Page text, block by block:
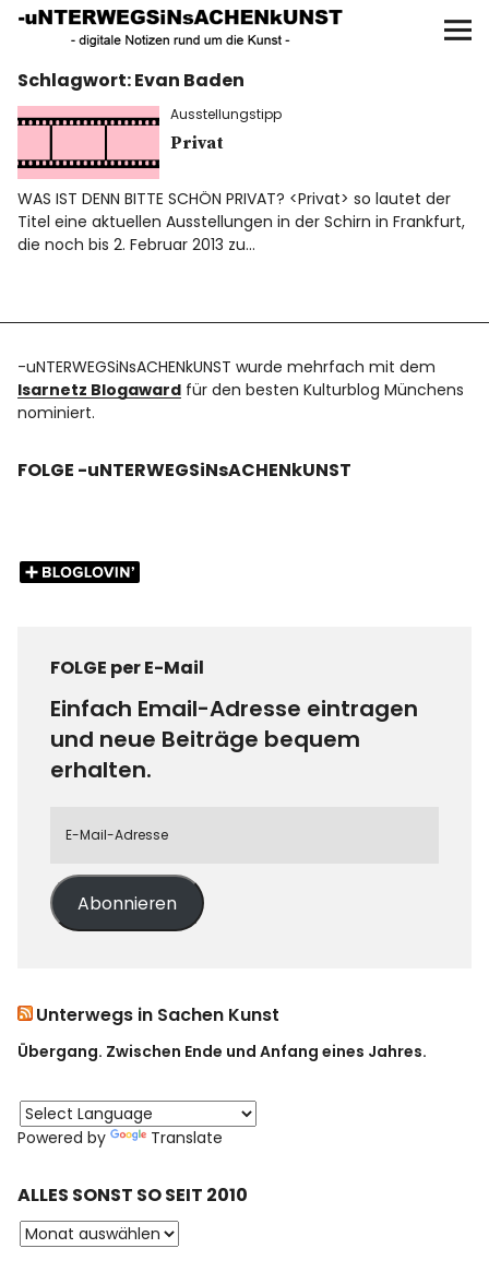
UNTERWEGS IN SACHEN
KUNST
Start
AKTUELLE AUSSTELLUNGEN
KUNSTSPAZIERGÄNGE
UNSER BUCH
Schlagwort:Evan Baden
Ausstellungstipp
Privat
WAS IST DENN BITTE SCHÖN PRIVAT? <Privat> so lautet der
Titel eine aktuellen Ausstellungen in der Schirn in Frankfurt,
die noch bis 2. Februar 2013 zu…
-uNTERWEGSiNsACHENkUNST wurde mehrfach mit dem
Isarnetz Blogaward für den besten Kulturblog Münchens
nominiert.
FOLGE -uNTERWEGSiNsACHENkUNST
FOLGE per E-Mail
Einfach Email-Adresse eintragen
und neue Beiträge bequem
erhalten.
Abonnieren
Unterwegs in Sachen Kunst
Übergang. Zwischen Ende und Anfang eines Jahres.
Powered by Translate
ALLES SONST SO SEIT 2010